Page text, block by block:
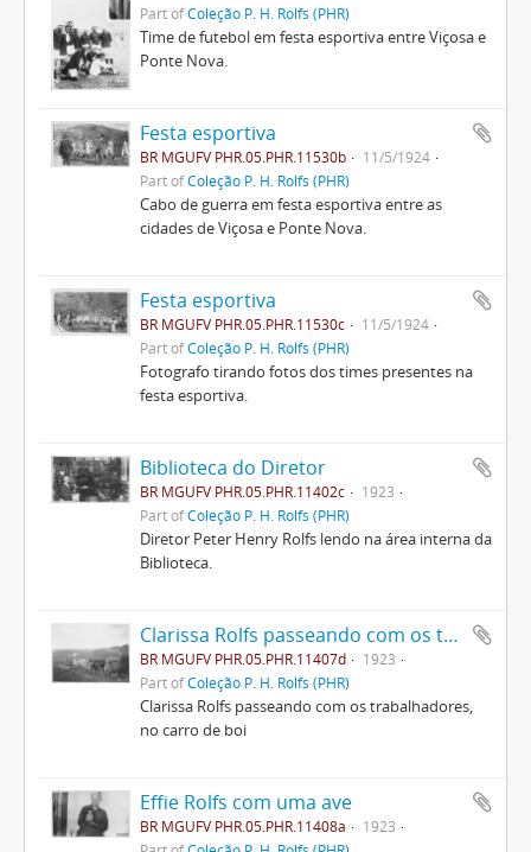
Part ofColeção P. H. Rolfs (PHR)
Time de futebol em festa esportiva entre Viçosa e
Ponte Nova.
Festa esportiva
BR MGUFV PHR.05.PHR.11530b
11/5/1924
Part ofColeção P. H. Rolfs (PHR)
Cabo de guerra em festa esportiva entre as
cidades de Viçosa e Ponte Nova.
Festa esportiva
BR MGUFV PHR.05.PHR.11530c
11/5/1924
Part ofColeção P. H. Rolfs (PHR)
Fotografo tirando fotos dos times presentes na
festa esportiva.
Biblioteca do Diretor
BR MGUFV PHR.05.PHR.11402c
1923
Part ofColeção P. H. Rolfs (PHR)
Diretor Peter Henry Rolfs lendo na área interna da
Biblioteca.
Clarissa Rolfs passeando com os trabalhadores, no carro de boi
BR MGUFV PHR.05.PHR.11407d
1923
Part ofColeção P. H. Rolfs (PHR)
Clarissa Rolfs passeando com os trabalhadores,
no carro de boi
Effie Rolfs com uma ave
BR MGUFV PHR.05.PHR.11408a
1923